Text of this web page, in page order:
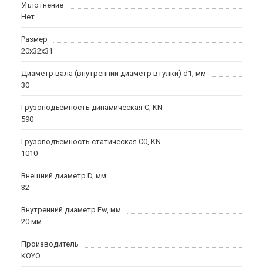
Уплотнение
Нет
Размер
20x32x31
Диаметр вала (внутренний диаметр втулки) d1, мм
30
Грузоподъемность динамическая C, KN
590
Грузоподъемность статическая C0, KN
1010
Внешний диаметр D, мм
32
Внутренний диаметр Fw, мм
20 мм.
Производитель
KOYO